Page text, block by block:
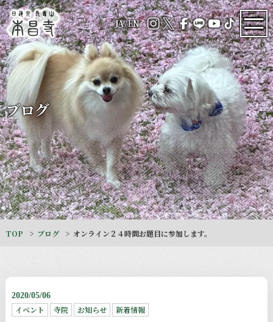
JA/EN
ブログ
TOP ブログ オンライン２４時間お題目に参加します。
2020/05/06
イベント 寺院 お知らせ 新着情報